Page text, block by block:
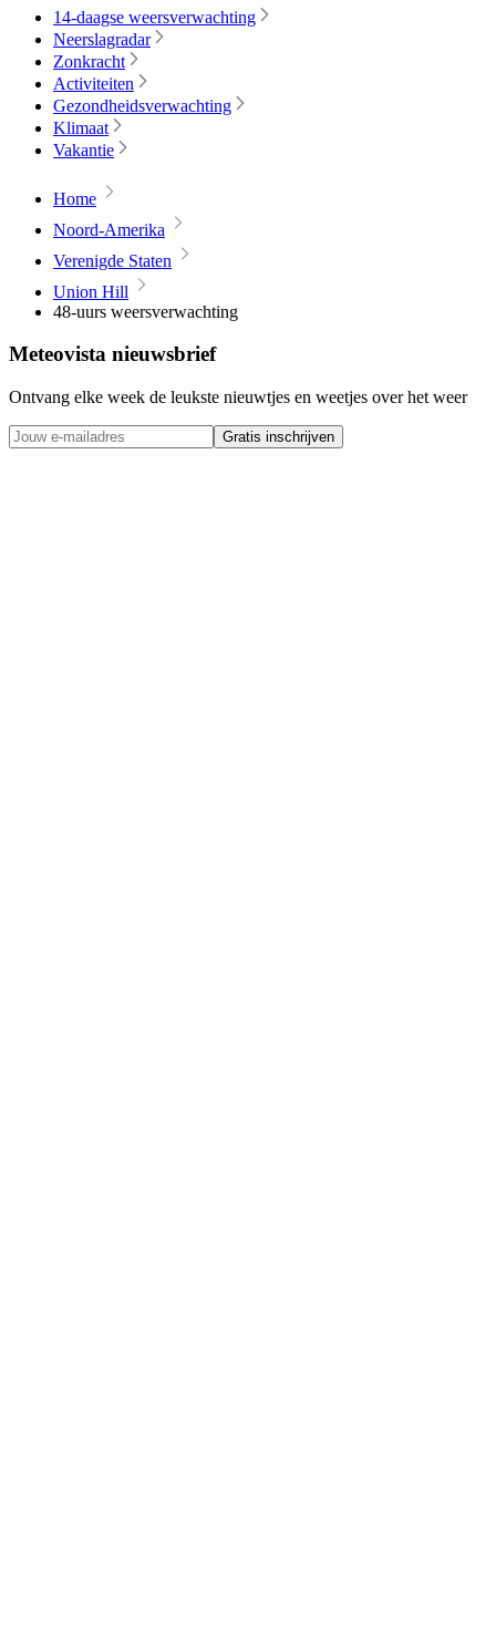
14-daagse weersverwachting
Neerslagradar
Zonkracht
Activiteiten
Gezondheidsverwachting
Klimaat
Vakantie
Home
Noord-Amerika
Verenigde Staten
Union Hill
48-uurs weersverwachting
Meteovista nieuwsbrief
Ontvang elke week de leukste nieuwtjes en weetjes over het weer
Gratis inschrijven